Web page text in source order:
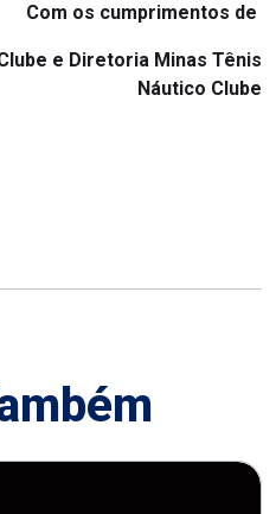
Com os cumprimentos de
e Diretoria Minas Tênis
Náutico Clube